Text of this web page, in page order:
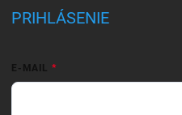
PRIHLÁSENIE
E-MAIL